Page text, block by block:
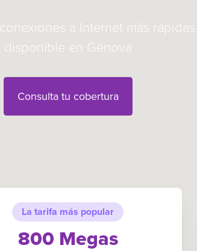
a Internet más
disponible en Gènova
Consulta tu cobertura
La tarifa más popular
800 Megas